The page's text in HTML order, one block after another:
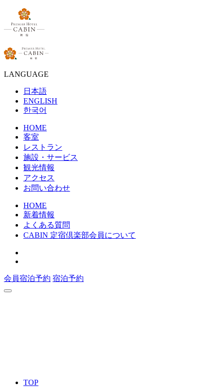
LANGUAGE
日本語
ENGLISH
한국어
HOME
客室
レストラン
施設・サービス
観光情報
アクセス
お問い合わせ
HOME
新着情報
よくある質問
CABIN 定宿倶楽部会員について
会員宿泊予約 宿泊予約
TOP